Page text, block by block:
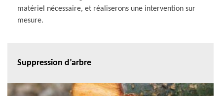
matériel nécessaire, et réaliserons une intervention sur
mesure.
Suppression d’arbre